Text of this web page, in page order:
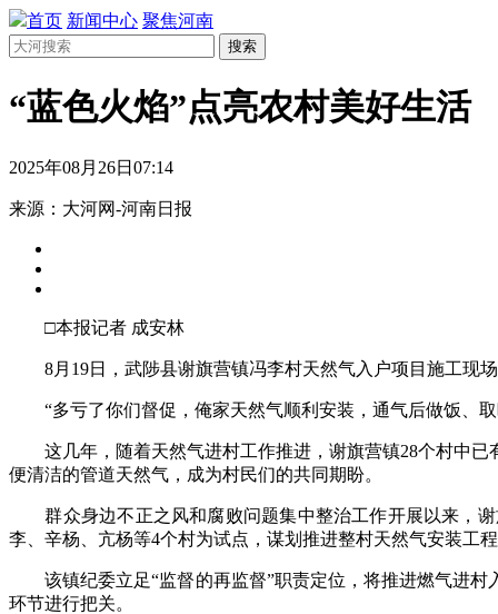
首页 新闻中心 聚焦河南
搜索
“蓝色火焰”点亮农村美好生活
2025年08月26日07:14
来源：大河网-河南日报
□本报记者 成安林
8月19日，武陟县谢旗营镇冯李村天然气入户项目施工现
“多亏了你们督促，俺家天然气顺利安装，通气后做饭、取
这几年，随着天然气进村工作推进，谢旗营镇28个村中已
便清洁的管道天然气，成为村民们的共同期盼。
群众身边不正之风和腐败问题集中整治工作开展以来，谢
李、辛杨、亢杨等4个村为试点，谋划推进整村天然气安装工
该镇纪委立足“监督的再监督”职责定位，将推进燃气进村
环节进行把关。